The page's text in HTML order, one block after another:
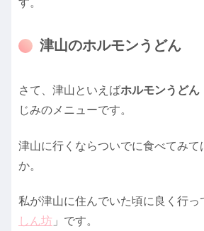
津山のホルモンうどん
さて、津山といえばホルモンうどん
じみのメニューです。
津山に行くならついでに食べてみて
か。
私が津山に住んでいた頃に良く行っ
しん坊 」です。